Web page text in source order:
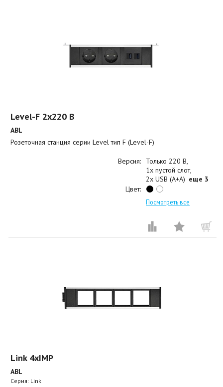
Level-F 2x220 B
ABL
Розеточная станция серии Level тип F (Level-F)
Версия:
Только 220 В
1x пустой слот
2x USB (A+A) еще 3
Цвет:
Посмотреть все
Link 4xIMP
ABL
Серия: Link